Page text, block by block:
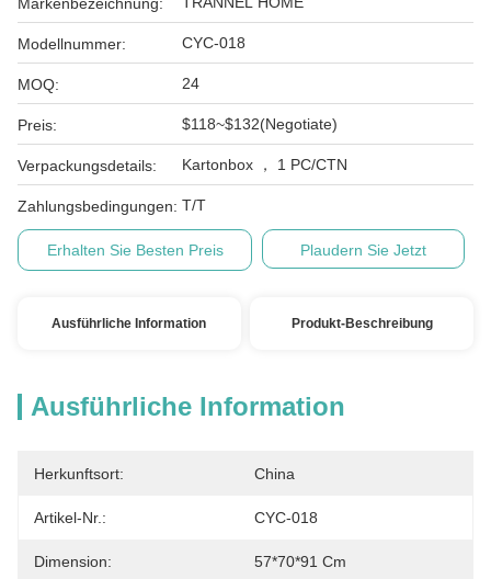
Modellnummer: CYC-018
MOQ: 24
Preis: $118~$132(Negotiate)
Verpackungsdetails: Kartonbox ， 1 PC/CTN
Zahlungsbedingungen: T/T
Erhalten Sie Besten Preis Plaudern Sie Jetzt
Ausführliche Information Produkt-Beschreibung
Ausführliche Information
Herkunftsort: China
Artikel-Nr.: CYC-018
Dimension: 57*70*91 Cm